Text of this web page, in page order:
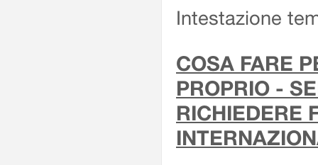
Intestazione
COSA FARE
PROPRIO -
RICHIEDERE